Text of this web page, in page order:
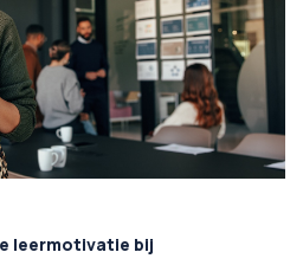
leermotivatie bij